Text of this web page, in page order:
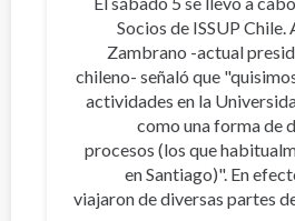
Socios de ISSUP
Zambrano -actual
chileno- señaló que
actividades en la
como una forma de
procesos (los que
en Santiago)". En
viajaron de diversas partes